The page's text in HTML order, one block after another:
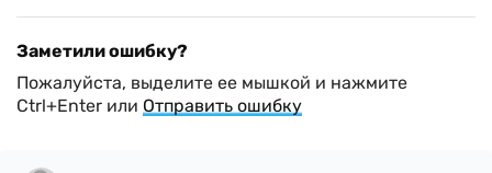
Заметили ошибку?
Пожалуйста, выделите ее мышкой и нажмите
Ctrl+Enter или Отправить ошибку